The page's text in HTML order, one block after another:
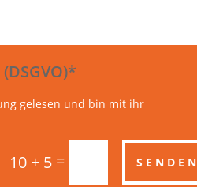
gelesen und bin mit ihr
10 + 5 = SENDEN